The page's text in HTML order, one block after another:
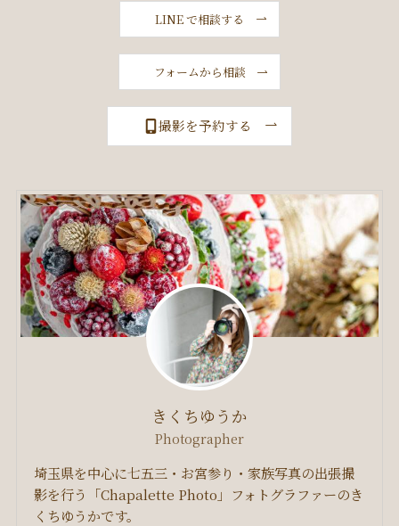
LINE で相談する
フォームから相談
撮影を予約する
きくちゆうか
Photographer
埼玉県を中心に七五三・お宮参り・家族写真の出張撮
影を行う「Chapalette Photo」フォトグラファーのき
くちゆうかです。